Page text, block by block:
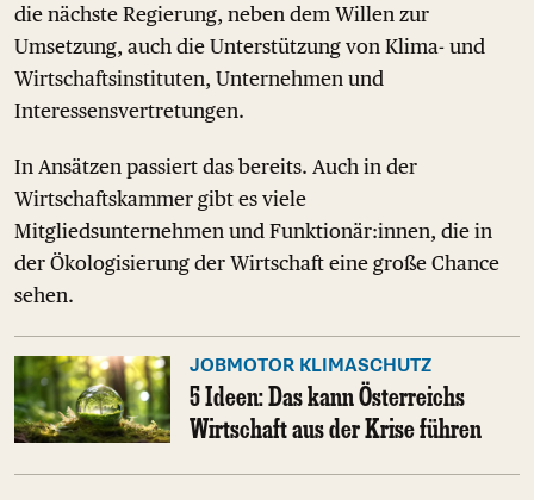
die nächste Regierung, neben dem Willen zur
Umsetzung, auch die Unterstützung von Klima- und
Wirtschaftsinstituten, Unternehmen und
Interessensvertretungen.
In Ansätzen passiert das bereits. Auch in der
Wirtschaftskammer gibt es viele
Mitgliedsunternehmen und Funktionär:innen, die in
der Ökologisierung der Wirtschaft eine große Chance
sehen.
JOBMOTOR KLIMASCHUTZ
5 Ideen: Das kann Österreichs
Wirtschaft aus der Krise führen